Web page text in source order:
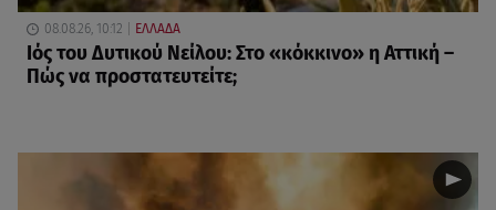
08.08.26, 10:12 ΕΛΛΑΔΑ
Ιός του Δυτικού Νείλου: Στο «κόκκινο» η Αττική –
Πώς να προστατευτείτε;